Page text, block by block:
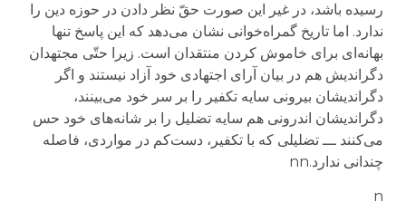
رسیده باشد، در غیر این صورت حقّ نظر دادن در حوزه دین را
ندارد. اما تاریخ گمراه‌خوانی نشان می‌دهد که این پاسخ تنها
بهانه‌ای برای خاموش کردن منتقدان است. زیرا حتّی مجتهدان
دگراندیش هم در بیان آرای اجتهادی خود آزاد نیستند و اگر
دگراندیشان بیرونی‌ سایه‌ تکفیر را بر سر خود می‌بینند،
دگراندیشان اندرونی هم سایه‌ تضلیل را بر شانه‌های خود حس
می‌کنند ـــ تضلیلی که با تکفیر، دست‌کم در مواردی، فاصله
چندانی ندارد.nn
n